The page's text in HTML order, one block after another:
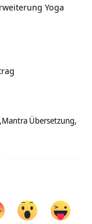
Yoga
Mantra Übersetzung